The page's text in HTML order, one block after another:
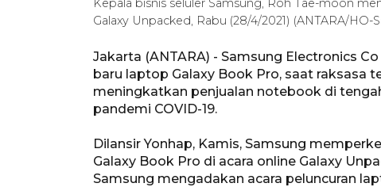
Kepala bisnis seluler Samsung, Roh Tae-moon
Galaxy Unpacked, Rabu (28/4/2021) (ANTARA/HO-
Jakarta (ANTARA) - Samsung Electronics
baru laptop Galaxy Book Pro, saat raksasa
meningkatkan penjualan notebook di
pandemi COVID-19.
Dilansir Yonhap, Kamis, Samsung
Galaxy Book Pro di acara online Galaxy
Samsung mengadakan acara peluncuran